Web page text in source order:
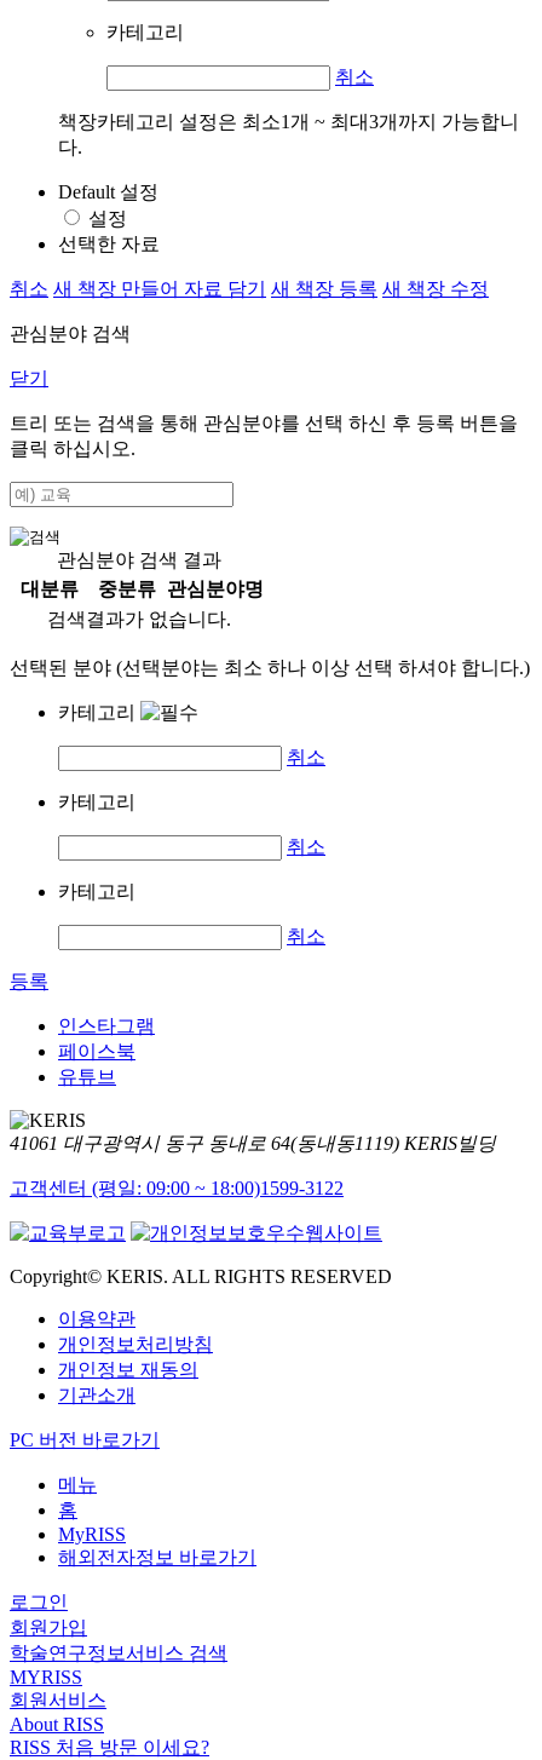
카테고리
취소
책장카테고리 설정은 최소1개 ~ 최대3개까지 가능합니
다.
Default 설정
설정
선택한 자료
취소 새 책장 만들어 자료 담기 새 책장 등록 새 책장 수정
관심분야 검색
닫기
트리 또는 검색을 통해 관심분야를 선택 하신 후 등록 버튼을
클릭 하십시오.
관심분야 검색 결과
대분류
중분류
관심분야명
검색결과가 없습니다.
선택된 분야 (선택분야는 최소 하나 이상 선택 하셔야 합니다.)
카테고리
취소
카테고리
취소
카테고리
취소
등록
인스타그램
페이스북
유튜브
41061 대구광역시 동구 동내로 64(동내동1119) KERIS빌딩
고객센터 (평일: 09:00 ~ 18:00)1599-3122
Copyright© KERIS. ALL RIGHTS RESERVED
이용약관
개인정보처리방침
개인정보 재동의
기관소개
PC 버전 바로가기
메뉴
홈
MyRISS
해외전자정보 바로가기
로그인
회원가입
학술연구정보서비스 검색
MYRISS
회원서비스
About RISS
RISS 처음 방문 이세요?